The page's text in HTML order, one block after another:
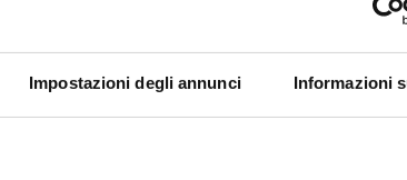
Impostazioni degli annunci Informazioni